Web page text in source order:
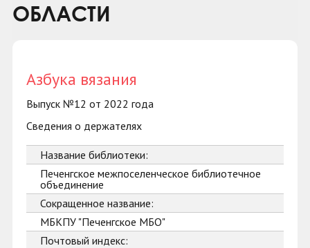
ОБЛАСТИ
Азбука вязания
Выпуск №12 от 2022 года
Сведения о держателях
Название библиотеки:
Печенгское межпоселенческое библиотечное
объединение
Сокращенное название:
МБКПУ "Печенгское МБО"
Почтовый индекс: